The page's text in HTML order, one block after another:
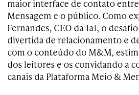
maior interface de contato
Mensagem e o público. Como
Fernandes, CEO da 1a1, o
divertida de relacionamento e
com o conteúdo do M&M,
dos leitores e os convidando a
canais da Plataforma Meio &